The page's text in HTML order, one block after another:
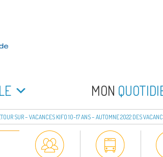
LA MON
SUR – VACANCES KIFO 10-17 ANS – AUTOMNE 2022 DES